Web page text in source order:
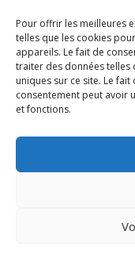
Pour offrir les meilleures
telles que les cookies
appareils. Le fait de
traiter des données telles
uniques sur ce site. Le
consentement peut avoir
et fonctions.